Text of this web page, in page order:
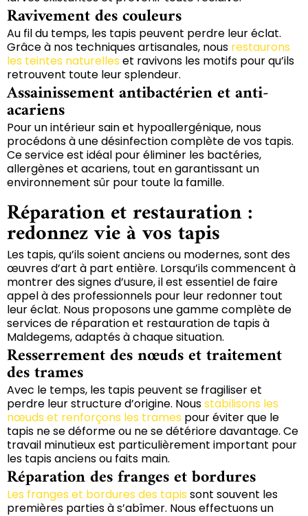
Ravivement des couleurs
Au fil du temps, les tapis peuvent perdre leur éclat.
Grâce à nos techniques artisanales, nous restaurons
les teintes naturelles et ravivons les motifs pour qu’ils
retrouvent toute leur splendeur.
Assainissement antibactérien et anti-
acariens
Pour un intérieur sain et hypoallergénique, nous
procédons à une désinfection complète de vos tapis.
Ce service est idéal pour éliminer les bactéries,
allergènes et acariens, tout en garantissant un
environnement sûr pour toute la famille.
Réparation et restauration :
redonnez vie à vos tapis
Les tapis, qu’ils soient anciens ou modernes, sont des
œuvres d’art à part entière. Lorsqu’ils commencent à
montrer des signes d’usure, il est essentiel de faire
appel à des professionnels pour leur redonner tout
leur éclat. Nous proposons une gamme complète de
services de réparation et restauration de tapis à
Maldegems, adaptés à chaque situation.
Resserrement des nœuds et traitement
des trames
Avec le temps, les tapis peuvent se fragiliser et
perdre leur structure d’origine. Nousstabilisons les
nœuds et renforçons les trames pour éviter que le
tapis ne se déforme ou ne se détériore davantage. Ce
travail minutieux est particulièrement important pour
les tapis anciens ou faits main.
Réparation des franges et bordures
Les franges et bordures des tapis sont souvent les
premières parties à s’abîmer. Nous effectuons un